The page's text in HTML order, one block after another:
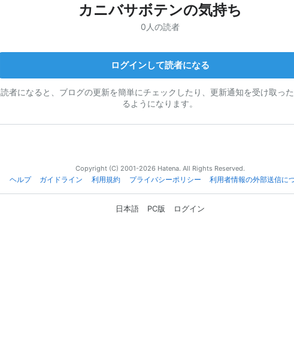
カニバサボテンの気持ち
0人の読者
ログインして読者になる
読者になると、ブログの更新を簡単にチェックしたり、更新通知を受け取っ
るようになります。
Copyright (C) 2001-2026 Hatena. All Rights Reserved.
ヘルプ
ガイドライン 利用規約 プライバシーポリシー 利用者情報の外部送信に
日本語 PC版 ログイン